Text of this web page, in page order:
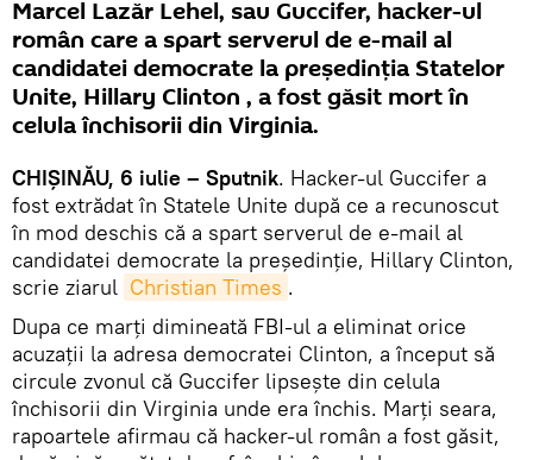
Marcel Lazăr Lehel, sau Guccifer, hacker-ul
român care a spart serverul de e-mail al
candidatei democrate la preşedinţia Statelor
Unite, Hillary Clinton , a fost găsit mort în
celula închisorii din Virginia.
CHIȘINĂU, 6 iulie – Sputnik. Hacker-ul Guccifer a
fost extrădat în Statele Unite după ce a recunoscut
în mod deschis că a spart serverul de e-mail al
candidatei democrate la preşedinţie, Hillary Clinton,
scrie ziarul Christian Times .
Dupa ce marţi dimineată FBI-ul a eliminat orice
acuzaţii la adresa democratei Clinton, a început să
circule zvonul că Guccifer lipseşte din celula
închisorii din Virginia unde era închis. Marți seara,
rapoartele afirmau că hacker-ul român a fost găsit,